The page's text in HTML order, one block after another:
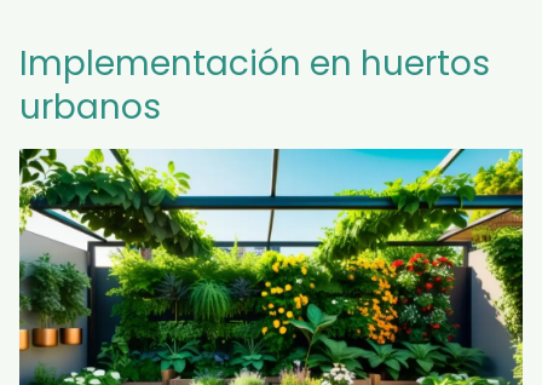
Implementación en huertos
urbanos